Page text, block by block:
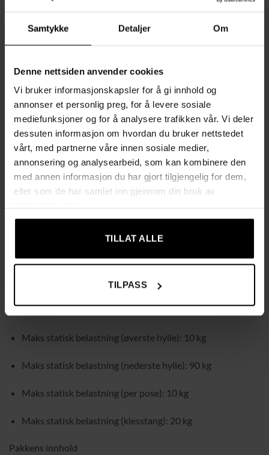
Samtykke Detaljer Om
Denne nettsiden anvender cookies
Vi bruker informasjonskapsler for å gi innhold og
annonser et personlig preg, for å levere sosiale
mediefunksjoner og for å analysere trafikken vår. Vi deler
dessuten informasjon om hvordan du bruker nettstedet
vårt, med partnerne våre innen sosiale medier,
annonsering og analysearbeid, som kan kombinere den
med annen informasjon du har gjort tilgjengelig for dem,
eller som de har samlet inn gjennom din bruk av
TILLAT ALLE
TILPASS
Enkel montering med merkede deler og illustrerte
instruksjoner
Justerbare føtter som holder vaskesorteren stabil selv på
ujevne gulv
Kombinert vaskesorterer og klesstativ som gjør det enkelt
å sortere og henge opp plagg
Stabil konstruksjon i stål og sponplate med slitesterke
vaskeposer i Oxford-stoff
Størrelse: 73 × 33 × 177 cm (L × B × H)
Vekt: 10,7 kg
Maks statisk belastning (øverste hylle): 10 kg
Maks statisk belastning (nederste hylle): 90 kg
Maks statisk belastning (per pose): 10 kg
Maks statisk belastning (klesstang): 20 kg
Pakkens innhold